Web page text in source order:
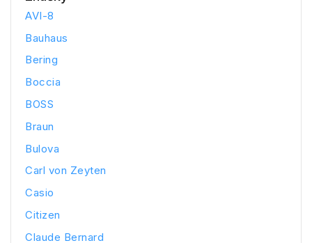
AVI-8
Bauhaus
Bering
Boccia
BOSS
Braun
Bulova
Carl von Zeyten
Casio
Citizen
Claude Bernard